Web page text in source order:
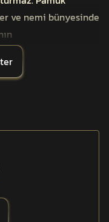
ve nemi bünyesinde
bölgesinde ısı
ışığı, kum, toz
bariyer görevi
şal, boyunluk,yüz
şekillerde
atıcılık,
yaşamında da
ise hem